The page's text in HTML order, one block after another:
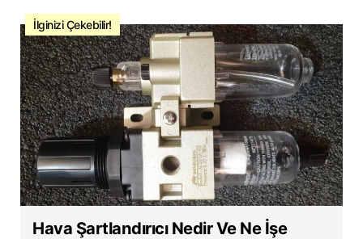
İlginizi Çekebilir!
Hava Şartlandırıcı Nedir Ve Ne İşe